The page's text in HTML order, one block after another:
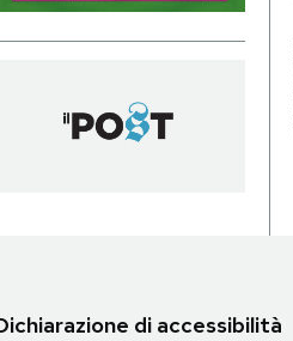
di accessibilità